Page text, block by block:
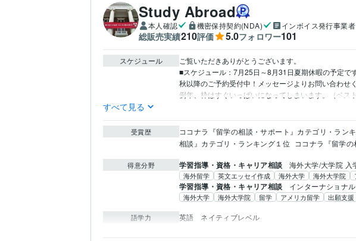
Study Abroad
本人確認 機密保持契約(NDA) インボイス発行事業者
総販売実績210評価 5.0フォロワー101
スケジュール
ご覧いただきありがとうございます。
■スケジュール：7月25日～8月31日夏期休暇の予定です
秋以降のご予約受付中！メッセージよりお問い合わせ
例年、枠はすぐいっぱいになってしまいます。（ベス
すべて見る
受賞歴 ココナラ『留学の相談・サポート』カテゴリ・ラン
相談』カテゴリ・ランキング１位
ココナラ『留学
得意分野 学習指導・資格・キャリア相談 海外大学/大学院 入
海外留学 英文エッセイ作成 海外大学 海外大学院
学習指導・資格・キャリア相談 インターナショナ
海外大学 海外大学院 留学 アメリカ留学 出願支援
語学力 英語 ネイティブレベル